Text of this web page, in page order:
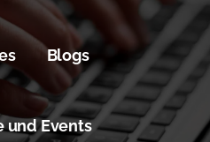
Blogs
und Events